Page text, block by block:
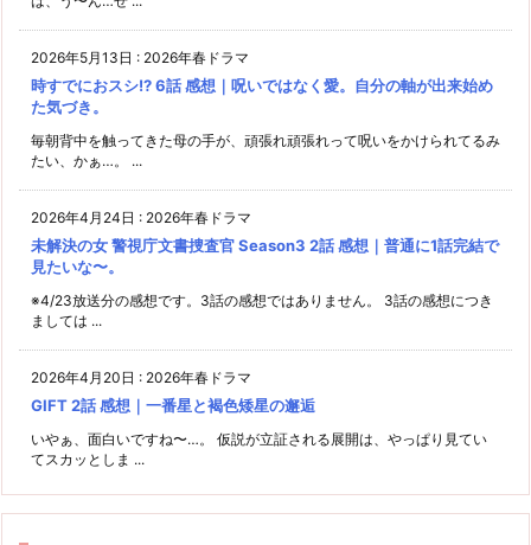
2026年5月13日 : 2026年春ドラマ
時すでにおスシ!? 6話 感想｜呪いではなく愛。自分の軸が出来始め
た気づき。
毎朝背中を触ってきた母の手が、頑張れ頑張れって呪いをかけられてるみ
たい、かぁ…。 ...
2026年4月24日 : 2026年春ドラマ
未解決の女 警視庁文書捜査官 Season3 2話 感想｜普通に1話完結で
見たいな〜。
※4/23放送分の感想です。3話の感想ではありません。 3話の感想につき
ましては ...
2026年4月20日 : 2026年春ドラマ
GIFT 2話 感想｜一番星と褐色矮星の邂逅
いやぁ、面白いですね〜…。 仮説が立証される展開は、やっぱり見てい
てスカッとしま ...